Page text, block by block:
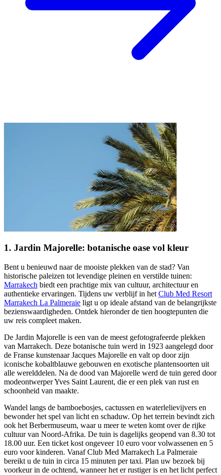
1. Jardin Majorelle: botanische oase vol kleur
Bent u benieuwd naar de mooiste plekken van de stad? Van
historische paleizen tot levendige pleinen en verstilde tuinen:
Marrakech biedt een prachtige mix van cultuur, architectuur en
authentieke ervaringen. Tijdens uw verblijf in het Club Med Resort
Marrakech La Palmeraie ligt u op ideale afstand van de belangrijkste
bezienswaardigheden. Ontdek hieronder de tien hoogtepunten die
uw reis compleet maken.
De Jardin Majorelle is een van de meest gefotografeerde plekken
van Marrakech. Deze botanische tuin werd in 1923 aangelegd door
de Franse kunstenaar Jacques Majorelle en valt op door zijn
iconische kobaltblauwe gebouwen en exotische plantensoorten uit
alle werelddelen. Na de dood van Majorelle werd de tuin gered door
modeontwerper Yves Saint Laurent, die er een plek van rust en
schoonheid van maakte.
Wandel langs de bamboebosjes, cactussen en waterlelievijvers en
bewonder het spel van licht en schaduw. Op het terrein bevindt zich
ook het Berbermuseum, waar u meer te weten komt over de rijke
cultuur van Noord-Afrika. De tuin is dagelijks geopend van 8.30 tot
18.00 uur. Een ticket kost ongeveer 10 euro voor volwassenen en 5
euro voor kinderen. Vanaf Club Med Marrakech La Palmeraie
bereikt u de tuin in circa 15 minuten per taxi. Plan uw bezoek bij
voorkeur in de ochtend, wanneer het er rustiger is en het licht perfect